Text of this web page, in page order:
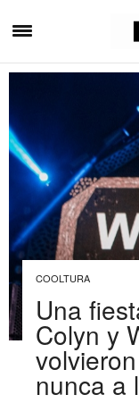
COOLTURA
Una
Colyn y
nunca a